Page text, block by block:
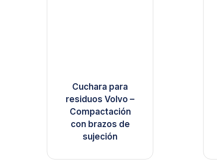
Cuchara para
residuos Volvo –
Compactación
con brazos de
sujeción